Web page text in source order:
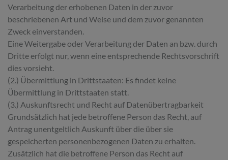
Verarbeitung der erhobenen Daten in der zuvor
beschriebenen Art und Weise und dem zuvor genannten
Zweck einverstanden.
Eine Weitergabe oder Verarbeitung der Daten an bzw. durch
Dritte erfolgt nur, wenn eine entsprechende Rechtsvorschrift
dies vorsieht.
(2.) Übermittlung in Drittstaaten: Es findet keine
Übermittlung in Drittstaaten statt.
(3.) Auskunftsrecht und Recht auf Datenübertragbarkeit
Grundsätzlich hat jede betroffene Person das Recht, auf
Antrag unentgeltlich Auskunft über die über sie
gespeicherten personenbezogenen Daten zu erhalten.
Zusätzlich hat die betroffene Person das Recht auf